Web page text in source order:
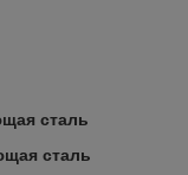
сталь
сталь